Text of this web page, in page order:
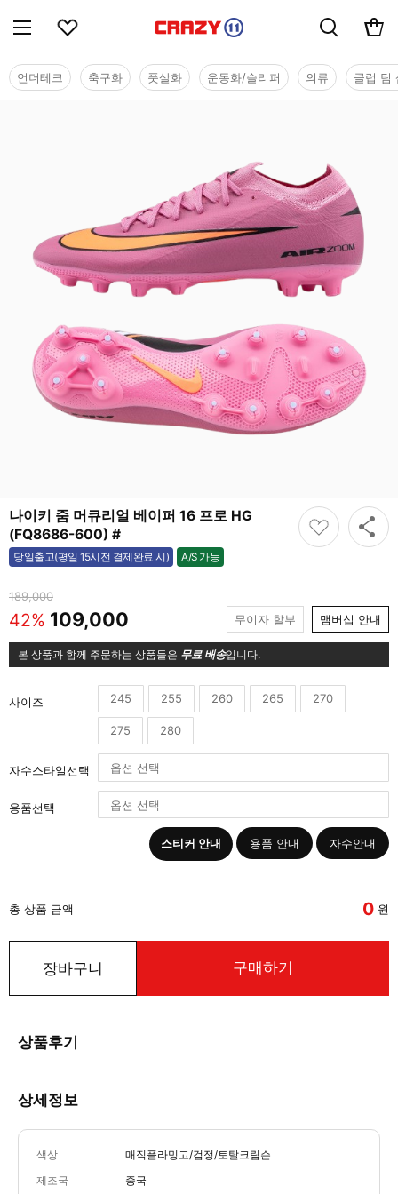
언더테크 축구화 풋살화 운동화/슬리퍼 의류 클럽 팀
나이키 줌 머큐리얼 베이퍼 16 프로 HG
(FQ8686-600) #
당일출고(평일 15시전 결제완료 시) A/S 가능
가능
189,000
42% 109,000 무이자 할부 맴버십 안내
본 상품과 함께 주문하는 상품들은 무료 배송입니다.
사이즈 245 255 260 265 270
275 280
자수스타일선택
용품선택
스티커 안내 용품 안내 자수안내
총 상품 금액 0 원
장바구니 구매하기
상품후기
상세정보
색상 매직플라밍고/검정/토탈크림슨
제조국 중국